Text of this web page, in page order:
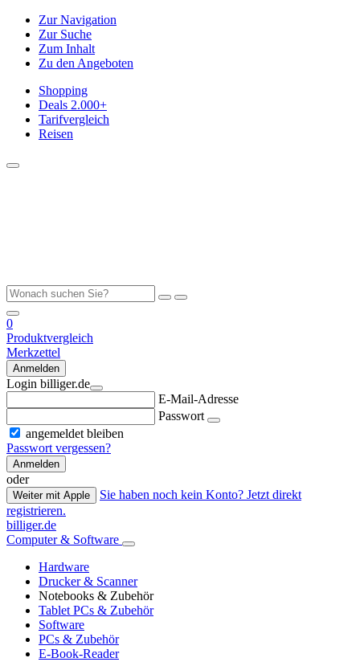
Zur Navigation
Zur Suche
Zum Inhalt
Zu den Angeboten
Shopping
Deals 2.000+
Tarifvergleich
Reisen
0
Produktvergleich
Merkzettel
Anmelden
Login billiger.de
E-Mail-Adresse
Passwort
angemeldet bleiben
Passwort vergessen?
Anmelden
oder
Weiter mit Apple
Sie haben noch kein Konto? Jetzt direkt
registrieren.
billiger.de
Computer & Software
Hardware
Drucker & Scanner
Notebooks & Zubehör
Tablet PCs & Zubehör
Software
PCs & Zubehör
E-Book-Reader